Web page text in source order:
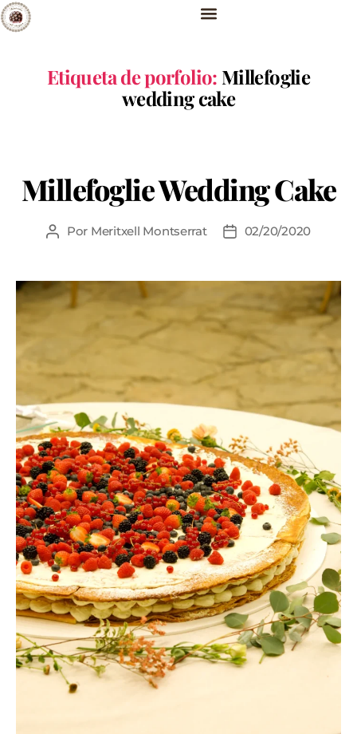
Etiqueta de porfolio: Millefoglie
wedding cake
Millefoglie Wedding Cake
Por Meritxell Montserrat 02/20/2020